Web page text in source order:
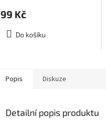
99 Kč
Do košíku
Popis Diskuze
Detailní popis produktu